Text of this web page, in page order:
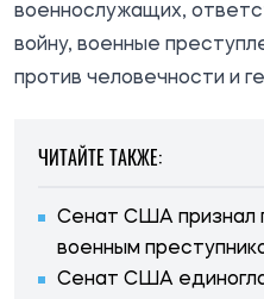
военнослужащих,
войну, военные
против человечности и
ЧИТАЙТЕ ТАКЖЕ:
Сенат США признал
военным
Сенат США